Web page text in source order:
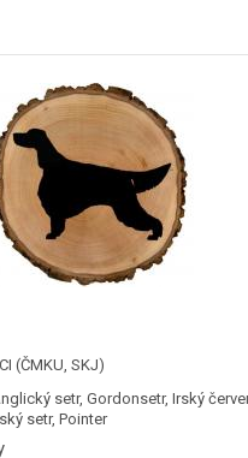
(ČMKU, SKJ)
setr, Gordonsetr, Irský
setr, Pointer